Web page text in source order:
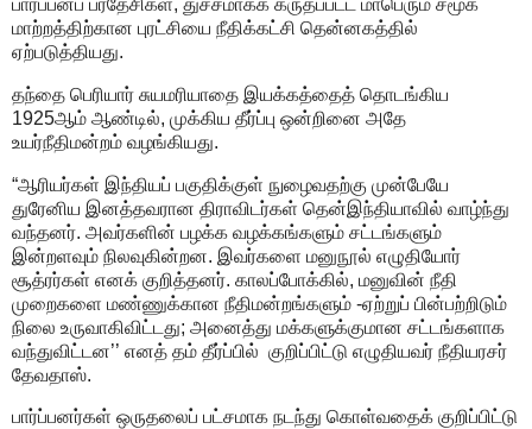
மாற்றத்திற்கான புரட்சியை நீதிக்கட்சி தென்னகத்தில்
ஏற்படுத்தியது.
தந்தை பெரியார் சுயமரியாதை இயக்கத்தைத் தொடங்கிய
1925ஆம் ஆண்டில், முக்கிய தீர்ப்பு ஒன்றினை அதே
உயர்நீதிமன்றம் வழங்கியது.
“ஆரியர்கள் இந்தியப் பகுதிக்குள் நுழைவதற்கு முன்பேயே
துரேனிய இனத்தவரான திராவிடர்கள் தென்இந்தியாவில் வாழ்ந்து
வந்தனர். அவர்களின் பழக்க வழக்கங்களும் சட்டங்களும்
இன்றளவும் நிலவுகின்றன. இவர்களை மனுநூல் எழுதியோர்
சூத்ரர்கள் எனக் குறித்தனர். காலப்போக்கில், மனுவின் நீதி
முறைகளை மண்ணுக்கான நீதிமன்றங்களும் -ஏற்றுப் பின்பற்றிடும்
நிலை உருவாகிவிட்டது; அனைத்து மக்களுக்குமான சட்டங்களாக
வந்துவிட்டன’’ எனத் தம் தீர்ப்பில் குறிப்பிட்டு எழுதியவர் நீதியரசர்
தேவதாஸ்.
பார்ப்பனர்கள் ஒருதலைப் பட்சமாக நடந்து கொள்வதைக் குறிப்பிட்டு